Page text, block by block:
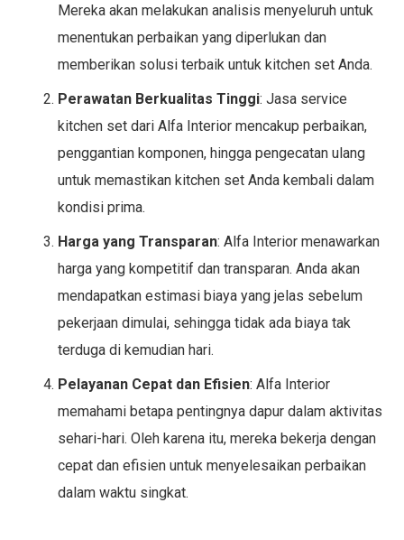
Mereka akan melakukan analisis menyeluruh untuk
menentukan perbaikan yang diperlukan dan
memberikan solusi terbaik untuk kitchen set Anda.
Perawatan Berkualitas Tinggi: Jasa service
kitchen set dari Alfa Interior mencakup perbaikan,
penggantian komponen, hingga pengecatan ulang
untuk memastikan kitchen set Anda kembali dalam
kondisi prima.
Harga yang Transparan: Alfa Interior menawarkan
harga yang kompetitif dan transparan. Anda akan
mendapatkan estimasi biaya yang jelas sebelum
pekerjaan dimulai, sehingga tidak ada biaya tak
terduga di kemudian hari.
Pelayanan Cepat dan Efisien: Alfa Interior
memahami betapa pentingnya dapur dalam aktivitas
sehari-hari. Oleh karena itu, mereka bekerja dengan
cepat dan efisien untuk menyelesaikan perbaikan
dalam waktu singkat.